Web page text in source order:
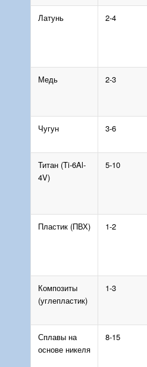
Латунь 2-4
Медь 2-3
Чугун 3-6
Титан (Ti-6Al-
4V)
5-10
Пластик (ПВХ) 1-2
Композиты
(углепластик)
1-3
Сплавы на
основе никеля
8-15